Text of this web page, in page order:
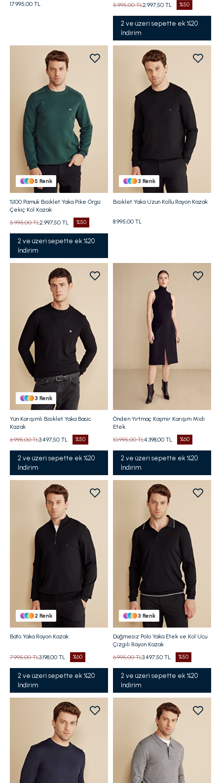
17.995,00 TL
5.995,00 TL2.997,50 TL %50
2 ve üzeri sepette ek %20
İndirim
5 Renk
%100 Pamuk Bisiklet Yaka Pike Örgü
Çekiç Kol Kazak
5.995,00 TL2.997,50 TL %50
2 ve üzeri sepette ek %20
İndirim
3 Renk
Bisiklet Yaka Uzun Kollu Rayon Kazak
8.995,00 TL
3 Renk
Yün Karışımlı Bisiklet Yaka Basic
Kazak
6.995,00 TL3.497,50 TL %50
2 ve üzeri sepette ek %20
İndirim
Önden Yırtmaç Kaşmir Karışım Midi
Etek
10.995,00 TL4.398,00 TL %60
2 ve üzeri sepette ek %20
İndirim
2 Renk
Bato Yaka Rayon Kazak
7.995,00 TL3.198,00 TL %60
2 ve üzeri sepette ek %20
İndirim
3 Renk
Düğmesiz Polo Yaka Etek ve Kol Ucu
Çizgili Rayon Kazak
6.995,00 TL3.497,50 TL %50
2 ve üzeri sepette ek %20
İndirim